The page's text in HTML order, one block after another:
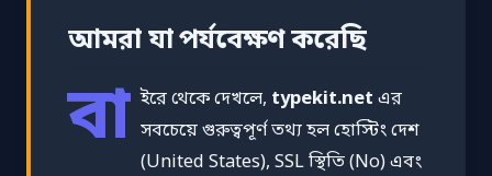
আমরা যা পর্যবেক্ষণ করেছি
বা ইরে থেকে দেখলে, typekit.net এর
সবচেয়ে গুরুত্বপূর্ণ তথ্য হল হোস্টিং দেশ
(United States), SSL স্থিতি (No) এবং